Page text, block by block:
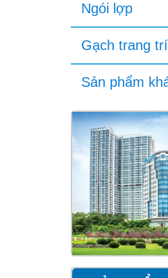
Ngói lợp
Gạch trang trí
Sản phẩm